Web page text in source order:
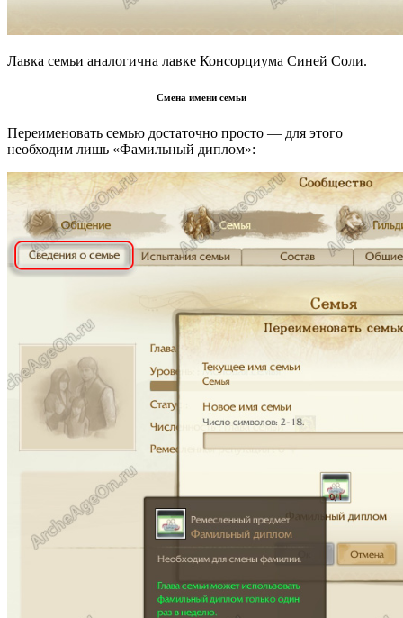
Лавка семьи аналогична лавке Консорциума Синей Соли.
Смена имени семьи
Переименовать семью достаточно просто — для этого
необходим лишь «Фамильный диплом»: